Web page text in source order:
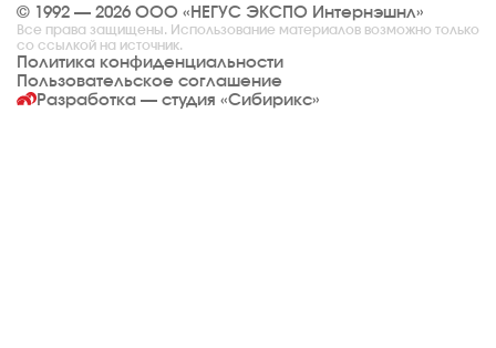
© 1992 — 2026 ООО «НЕГУС ЭКСПО Интернэшнл»
Все права защищены. Использование материалов возможно только
со ссылкой на источник.
Политика конфиденциальности
Пользовательское соглашение
Разработка — студия «Сибирикс»